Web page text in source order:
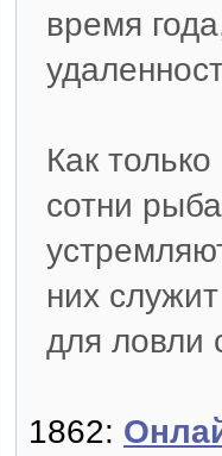
время
Как
сотни
них
для ловли
1862: